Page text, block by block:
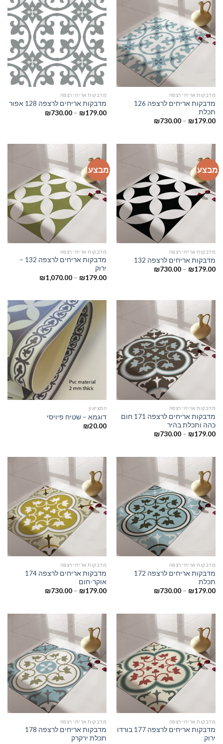
מדבקות אריחי רצפה
מדבקות אריחים לרצפה 126
תכלת
₪179.00
–
₪730.00
מדבקות אריחי רצפה
מדבקות אריחים לרצפה 128 אפור
₪179.00
–
₪730.00
מבצע
מדבקות אריחי רצפה
מדבקות אריחים לרצפה 132
₪179.00
–
₪730.00
מבצע
מדבקות אריחי רצפה
מדבקות אריחים לרצפה 132 –
ירוק
₪179.00
–
₪1,070.00
מדבקות אריחי רצפה
מדבקות אריחים לרצפה 171 חום
כהה ותכלת בהיר
₪179.00
–
₪730.00
המציאון
דוגמא – שטיח פיויסי
₪20.00
מדבקות אריחי רצפה
מדבקות אריחים לרצפה 172
תכלת
₪179.00
–
₪730.00
מדבקות אריחי רצפה
מדבקות אריחים לרצפה 174
אוקר-חום
₪179.00
–
₪730.00
מדבקות אריחי רצפה
מדבקות אריחים לרצפה 177 בורדו
ירוק
מדבקות אריחי רצפה
מדבקות אריחים לרצפה 178
תכלת ירקרק